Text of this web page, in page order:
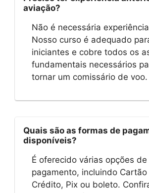
aviação?
Não é necessária
Nosso curso é adequado
iniciantes e cobre todos os
fundamentais necessários
tornar um comissário de voo.
Quais são as formas de
disponíveis?
É oferecido várias opções de
pagamento, incluindo Cartão
Crédito, Pix ou boleto.